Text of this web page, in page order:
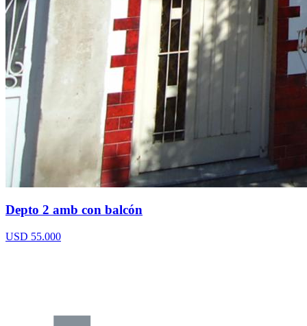
Depto 2 amb con balcón
USD 55.000